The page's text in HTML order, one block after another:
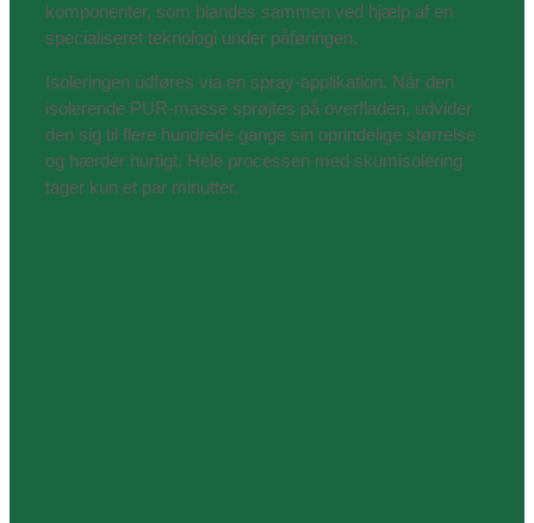
komponenter, som blandes sammen ved hjælp af en
specialiseret teknologi under påføringen.
Isoleringen udføres via en spray-applikation. Når den
isolerende PUR-masse sprøjtes på overfladen, udvider
den sig til flere hundrede gange sin oprindelige størrelse
og hærder hurtigt. Hele processen med skumisolering
tager kun et par minutter.